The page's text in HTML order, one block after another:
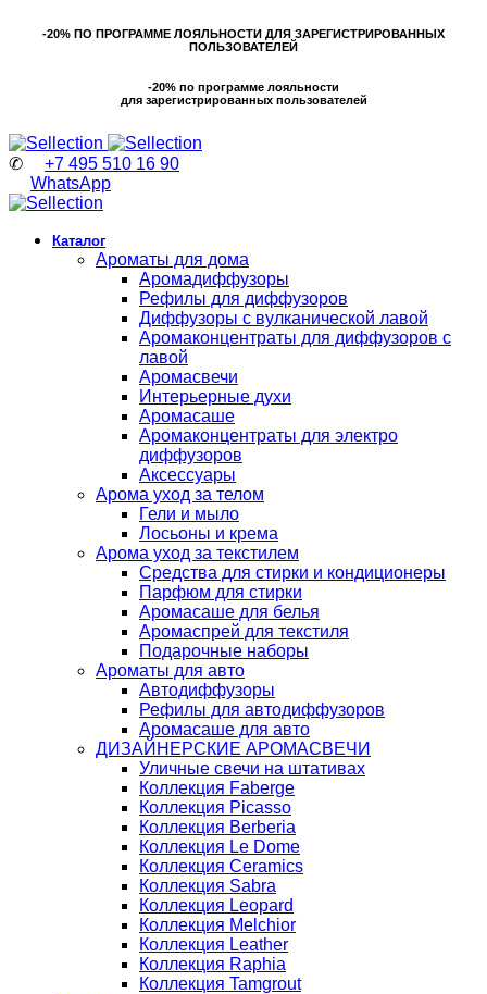
-20% ПО ПРОГРАММЕ ЛОЯЛЬНОСТИ ДЛЯ ЗАРЕГИСТРИРОВАННЫХ
ПОЛЬЗОВАТЕЛЕЙ
-20% по программе лояльности
для зарегистрированных пользователей
✆ +7 495 510 16 90
WhatsApp
Каталог
Ароматы для дома
Аромадиффузоры
Рефилы для диффузоров
Диффузоры с вулканической лавой
Аромаконцентраты для диффузоров с
лавой
Аромасвечи
Интерьерные духи
Аромасаше
Аромаконцентраты для электро
диффузоров
Аксессуары
Арома уход за телом
Гели и мыло
Лосьоны и крема
Арома уход за текстилем
Средства для стирки и кондиционеры
Парфюм для стирки
Аромасаше для белья
Аромаспрей для текстиля
Подарочные наборы
Ароматы для авто
Автодиффузоры
Рефилы для автодиффузоров
Аромасаше для авто
ДИЗАЙНЕРСКИЕ АРОМАСВЕЧИ
Уличные свечи на штативах
Коллекция Faberge
Коллекция Picasso
Коллекция Berberia
Коллекция Le Dome
Коллекция Ceramics
Коллекция Sabra
Коллекция Leopard
Коллекция Melchior
Коллекция Leather
Коллекция Raphia
Коллекция Tamgrout